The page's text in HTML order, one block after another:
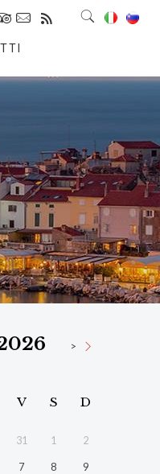
>
V S D
31 1 2
7 8 9